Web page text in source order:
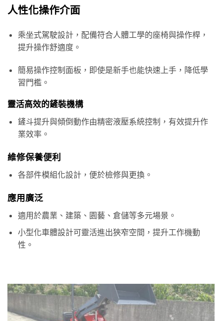
人性化操作介面
乘坐式駕駛設計，配備符合人體工學的座椅與操作桿，
提升操作舒適度。
簡易操作控制面板，即使是新手也能快速上手，降低學
習門檻。
靈活高效的鏟裝機構
鏟斗提升與傾倒動作由精密液壓系統控制，有效提升作
業效率。
維修保養便利
各部件模組化設計，便於檢修與更換。
應用廣泛
適用於農業、建築、園藝、倉儲等多元場景。
小型化車體設計可靈活進出狹窄空間，提升工作機動
性。